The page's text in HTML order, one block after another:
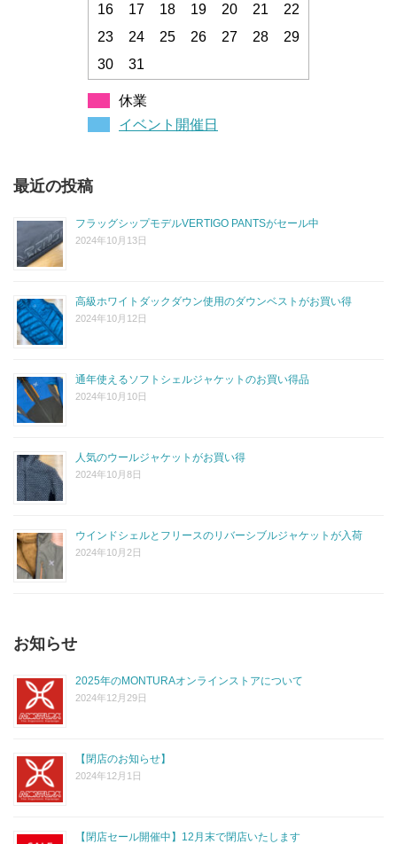
16
17 18 19 20 21
22
23
24 25 26 27 28
29
30
31
休業
イベント開催日
最近の投稿
フラッグシップモデルVERTIGO PANTSがセール中
2024年10月13日
高級ホワイトダックダウン使用のダウンベストがお買い得
2024年10月12日
通年使えるソフトシェルジャケットのお買い得品
2024年10月10日
人気のウールジャケットがお買い得
2024年10月8日
ウインドシェルとフリースのリバーシブルジャケットが入荷
2024年10月2日
お知らせ
2025年のMONTURAオンラインストアについて
2024年12月29日
【閉店のお知らせ】
2024年12月1日
【閉店セール開催中】12月末で閉店いたします